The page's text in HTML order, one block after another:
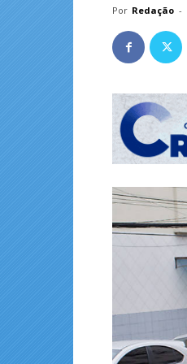
Por Redação -